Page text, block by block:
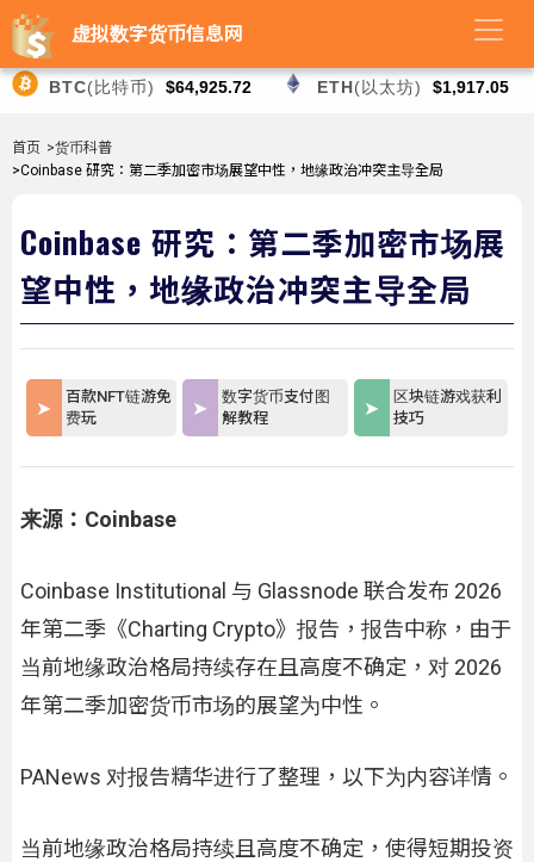
虚拟数字货币信息网
BTC(比特币) $64,925.72 ETH(以太坊) $1,917.05
首页 >货币科普
>Coinbase 研究：第二季加密市场展望中性，地缘政治冲突主导全局
Coinbase 研究：第二季加密市场展
望中性，地缘政治冲突主导全局
百款NFT链游免
费玩
数字货币支付图
解教程
区块链游戏获利
技巧
来源：Coinbase
Coinbase Institutional 与 Glassnode 联合发布 2026
年第二季《Charting Crypto》报告，报告中称，由于
当前地缘政治格局持续存在且高度不确定，对 2026
年第二季加密货币市场的展望为中性。
PANews 对报告精华进行了整理，以下为内容详情。
当前地缘政治格局持续且高度不确定，使得短期投资